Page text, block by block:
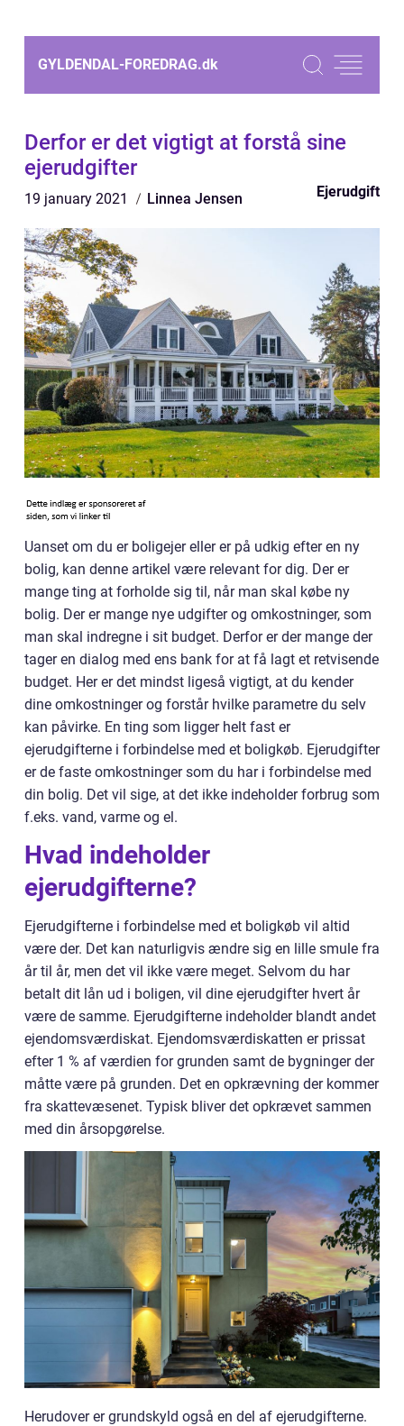
GYLDENDAL-FOREDRAG.dk
Derfor er det vigtigt at forstå sine
ejerudgifter
19 january 2021 Linnea Jensen Ejerudgift
Uanset om du er boligejer eller er på udkig efter en ny
bolig, kan denne artikel være relevant for dig. Der er
mange ting at forholde sig til, når man skal købe ny
bolig. Der er mange nye udgifter og omkostninger, som
man skal indregne i sit budget. Derfor er der mange der
tager en dialog med ens bank for at få lagt et retvisende
budget. Her er det mindst ligeså vigtigt, at du kender
dine omkostninger og forstår hvilke parametre du selv
kan påvirke. En ting som ligger helt fast er
ejerudgifterne i forbindelse med et boligkøb. Ejerudgifter
er de faste omkostninger som du har i forbindelse med
din bolig. Det vil sige, at det ikke indeholder forbrug som
f.eks. vand, varme og el.
Hvad indeholder
ejerudgifterne?
Ejerudgifterne i forbindelse med et boligkøb vil altid
være der. Det kan naturligvis ændre sig en lille smule fra
år til år, men det vil ikke være meget. Selvom du har
betalt dit lån ud i boligen, vil dine ejerudgifter hvert år
være de samme. Ejerudgifterne indeholder blandt andet
ejendomsværdiskat. Ejendomsværdiskatten er prissat
efter 1 % af værdien for grunden samt de bygninger der
måtte være på grunden. Det en opkrævning der kommer
fra skattevæsenet. Typisk bliver det opkrævet sammen
med din årsopgørelse.
Herudover er grundskyld også en del af ejerudgifterne.